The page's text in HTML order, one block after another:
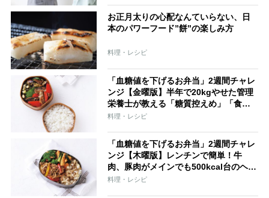
お正月太りの心配なんていらない、日
本のパワーフード”餅”の楽しみ方
料理・レシピ
「血糖値を下げるお弁当」2週間チャレ
ンジ【金曜版】半年で20kgやせた管理
栄養士が教える「糖質控えめ」「食物
繊維・たんぱく質たっぷり」お弁当レ
料理・レシピ
「血糖値を下げるお弁当」2週間チャレ
ンジ【木曜版】レンチンで簡単！牛
肉、豚肉がメインでも500kcal台のヘル
シーお弁当レシピ
料理・レシピ